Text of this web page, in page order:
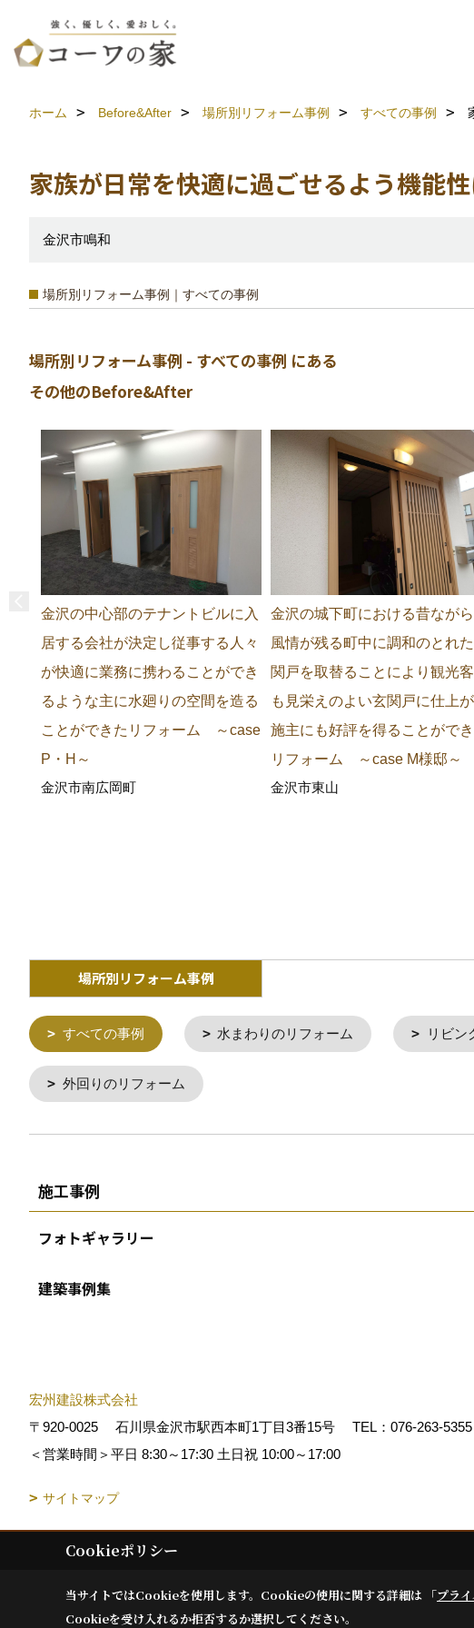
ホーム Before&After 場所別リフォーム事例 すべての事例
家族が日常を快適に過ごせるよう機能
金沢市鳴和
場所別リフォーム事例｜すべての事例
場所別リフォーム事例 - すべての事例 にある
その他のBefore&After
金沢の中心部のテナントビルに入
居する会社が決定し従事する人々
が快適に業務に携わることができ
るような主に水廻りの空間を造る
ことができたリフォーム ～case
P・H～
金沢市南広岡町
金沢の城下町における昔なが
風情が残る町中に調和のとれ
関戸を取替ることにより観光
も見栄えのよい玄関戸に仕上が
施主にも好評を得ることがで
リフォーム ～case M様邸～
金沢市東山
場所別リフォーム事例
すべての事例 水まわりのリフォーム リビン
外回りのリフォーム
施工事例
フォトギャラリー
建築事例集
宏州建設株式会社
〒920-0025
石川県金沢市駅西本町1丁目3番15号 TEL： 076-263-5355
＜営業時間＞平日 8:30～17:30 土日祝 10:00～17:00
サイトマップ
Copyright (c) KOSHUKENSETSU. All Rights Reserved.
Cookieポリシー
当サイトではCookieを使用します。 Cookieの使用に関する詳細は 「プラ
Cookieを受け入れるか拒否するか選択してください。